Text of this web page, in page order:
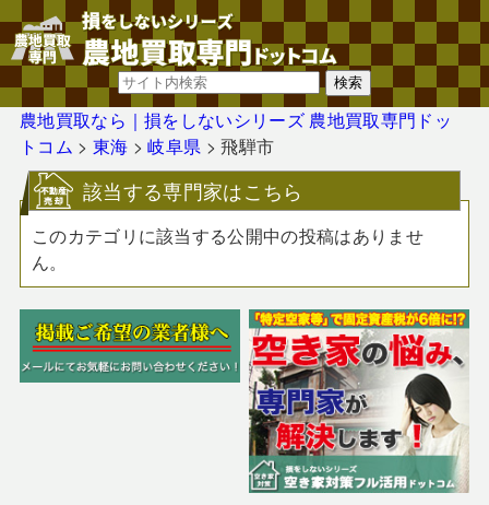
農地買取なら｜損をしないシリーズ 農地買取専門ドッ
トコム > 東海 >岐阜県 >飛騨市
該当する専門家はこちら
このカテゴリに該当する公開中の投稿はありませ
ん。